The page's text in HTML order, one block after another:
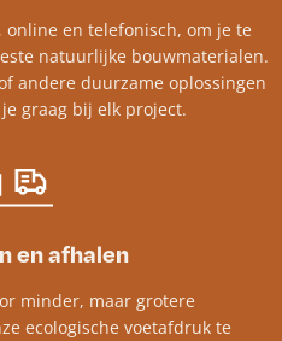
en telefonisch, om je te
natuurlijke bouwmaterialen.
andere duurzame oplossingen
graag bij elk project.​
en afhalen
minder, maar grotere
ecologische voetafdruk te